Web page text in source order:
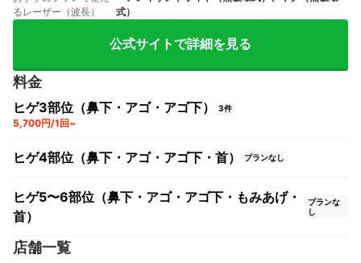
るレーザー（波長）
式）
公式サイトで詳細を見る
料金
ヒゲ3部位（鼻下・アゴ・アゴ下） 3件
5,700円/1回~
ヒゲ4部位（鼻下・アゴ・アゴ下・首） プランなし
ヒゲ5〜6部位（鼻下・アゴ・アゴ下・もみあげ・
首）
プランな
し
店舗一覧